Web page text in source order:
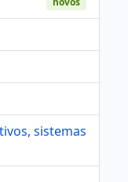
sistemas